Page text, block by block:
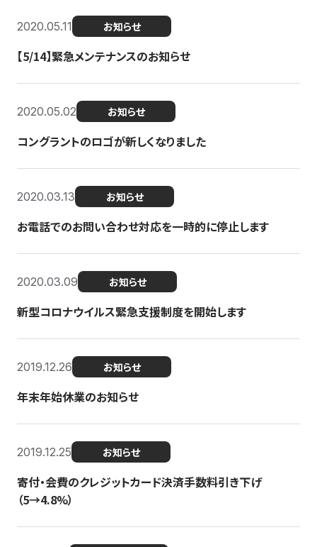
2020.05.11 お知らせ
【5/14】緊急メンテナンスのお知らせ
2020.05.02 お知らせ
コングラントのロゴが新しくなりました
2020.03.13 お知らせ
お電話でのお問い合わせ対応を一時的に停止します
2020.03.09 お知らせ
新型コロナウイルス緊急支援制度を開始します
2019.12.26 お知らせ
年末年始休業のお知らせ
2019.12.25 お知らせ
寄付・会費のクレジットカード決済手数料引き下げ
（5→4.8%）